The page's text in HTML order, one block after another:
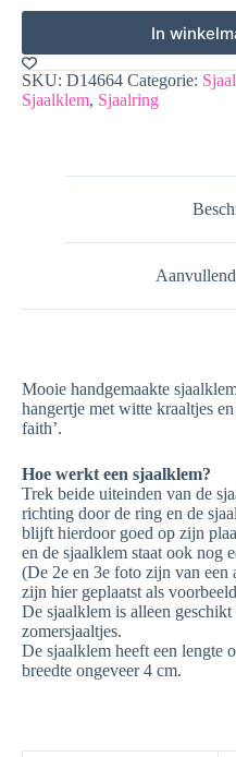
In
SKU: D14664 Categorie:
Sjaalklem, Sjaalring
Mooie handgemaakte
hangertje met witte kraaltjes
faith’.
Hoe werkt een sjaalklem?
Trek beide uiteinden van de
richting door de ring en de
blijft hierdoor goed op zijn
en de sjaalklem staat ook nog
(De 2e en 3e foto zijn van een
zijn hier geplaatst als
De sjaalklem is alleen
zomersjaaltjes.
De sjaalklem heeft een lengte
breedte ongeveer 4 cm.